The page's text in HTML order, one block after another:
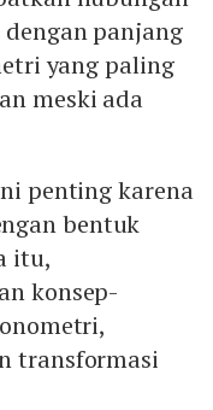
panjang
yang paling
meski ada
penting karena
bentuk
itu,
konsep-
transformasi